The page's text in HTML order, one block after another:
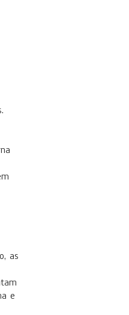
as
e